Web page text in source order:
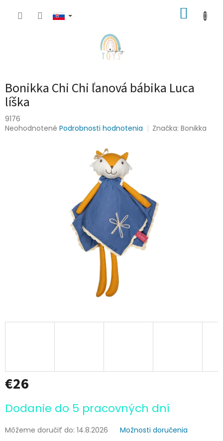
Bonikka Chi Chi ľanová bábika Luca
líška
9176
Priemerné
Neohodnotené Podrobnosti hodnotenia Značka:Bonikka
€26
cena:
Dodanie do 5 pracovných dní
Môžeme doručiť do: 14.8.2026
Možnosti doručenia